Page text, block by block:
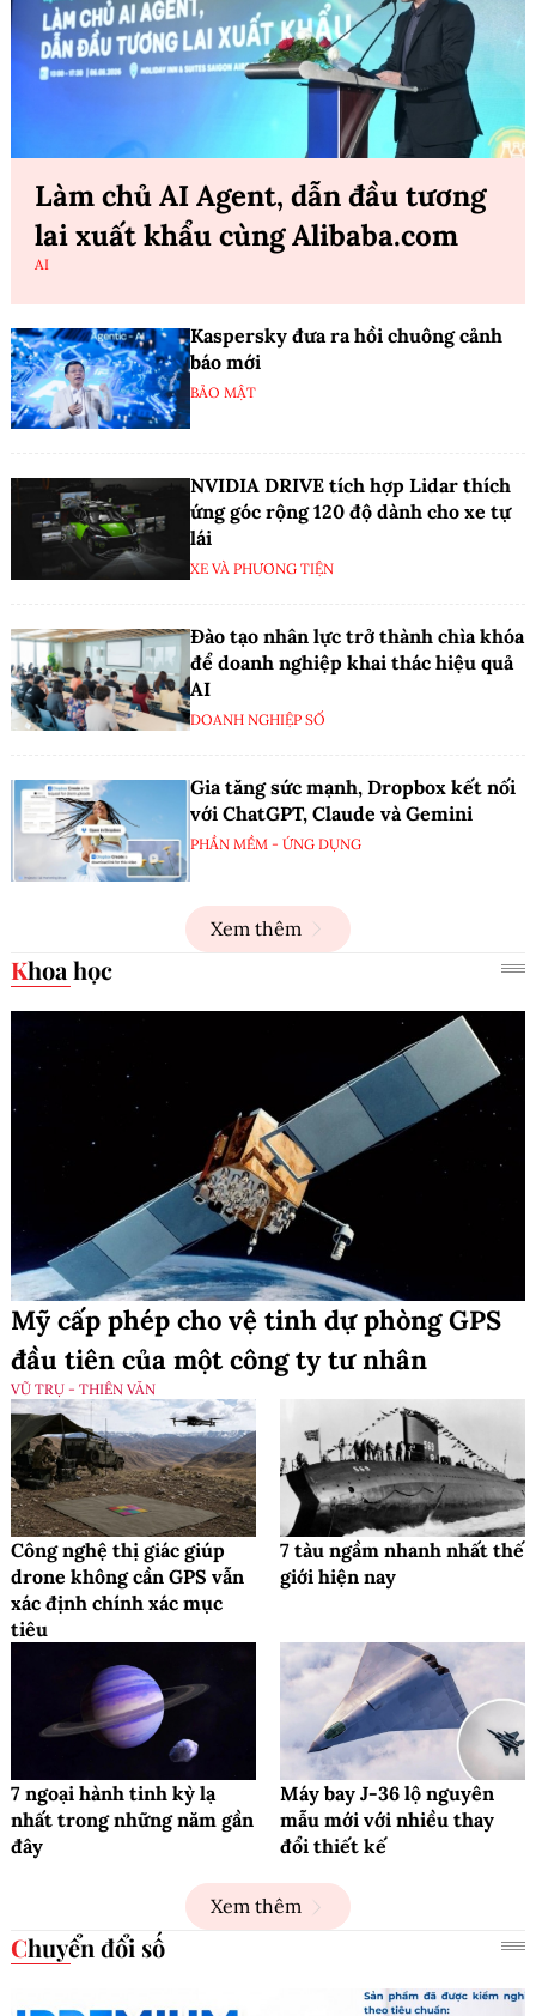
Làm chủ AI Agent, dẫn đầu tương
lai xuất khẩu cùng Alibaba.com
AI
Kaspersky đưa ra hồi chuông cảnh
báo mới
BẢO MẬT
NVIDIA DRIVE tích hợp Lidar thích
ứng góc rộng 120 độ dành cho xe tự
lái
XE VÀ PHƯƠNG TIỆN
Đào tạo nhân lực trở thành chìa khóa
để doanh nghiệp khai thác hiệu quả
AI
DOANH NGHIỆP SỐ
Gia tăng sức mạnh, Dropbox kết nối
với ChatGPT, Claude và Gemini
PHẦN MỀM - ỨNG DỤNG
Xem thêm
Khoa học
Mỹ cấp phép cho vệ tinh dự phòng GPS
đầu tiên của một công ty tư nhân
VŨ TRỤ - THIÊN VĂN
Công nghệ thị giác giúp
drone không cần GPS vẫn
xác định chính xác mục
tiêu
7 tàu ngầm nhanh nhất thế
giới hiện nay
7 ngoại hành tinh kỳ lạ
nhất trong những năm gần
đây
Máy bay J-36 lộ nguyên
mẫu mới với nhiều thay
đổi thiết kế
Xem thêm
Chuyển đổi số